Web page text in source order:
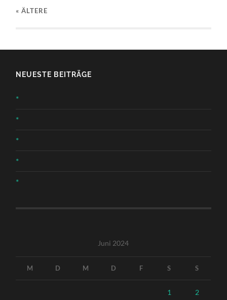
« ÄLTERE
NEUESTE BEITRÄGE
*
*
*
*
*
Juni 2024
M D M D F S S
1 2